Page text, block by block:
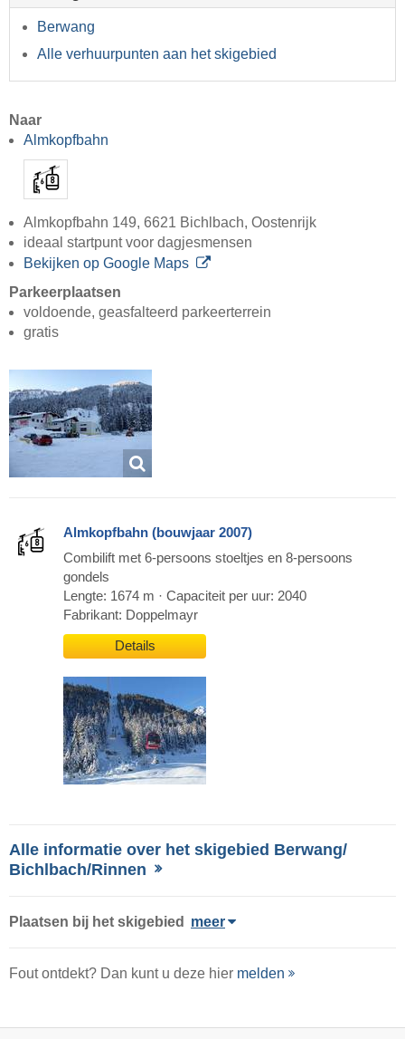
Berwang
Alle verhuurpunten aan het skigebied
Naar
Almkopfbahn
Almkopfbahn 149, 6621 Bichlbach, Oostenrijk
ideaal startpunt voor dagjesmensen
Bekijken op Google Maps
Parkeerplaatsen
voldoende, geasfalteerd parkeerterrein
gratis
Almkopfbahn (bouwjaar 2007)
Combilift met 6-persoons stoeltjes en 8-persoons
gondels
Lengte: 1674 m · Capaciteit per uur: 2040
Fabrikant: Doppelmayr
Details
Alle informatie over het skigebied Berwang/​
Bichlbach/​Rinnen
Plaatsen bij het skigebied meer
Fout ontdekt? Dan kunt u deze hier melden